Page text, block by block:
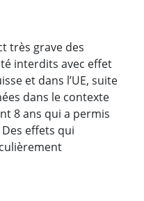
très grave des
interdits avec effet
et dans l’UE, suite
dans le contexte
8 ans qui a permis
effets qui